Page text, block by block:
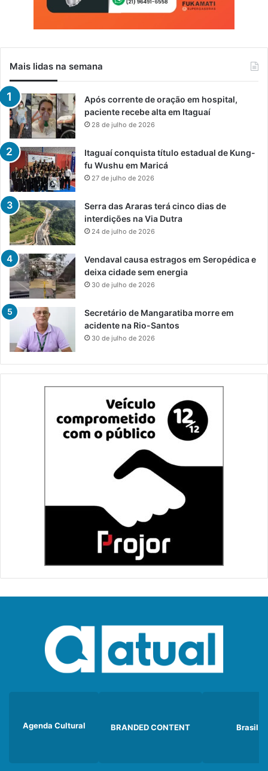
Mais lidas na semana
Após corrente de oração em hospital,
paciente recebe alta em Itaguaí
28 de julho de 2026
Itaguaí conquista título estadual de Kung-
fu Wushu em Maricá
27 de julho de 2026
Serra das Araras terá cinco dias de
interdições na Via Dutra
24 de julho de 2026
Vendaval causa estragos em Seropédica e
deixa cidade sem energia
30 de julho de 2026
Secretário de Mangaratiba morre em
acidente na Rio-Santos
30 de julho de 2026
Agenda Cultural BRANDED CONTENT Brasil